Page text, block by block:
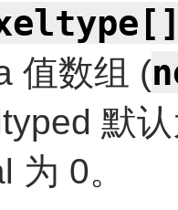
值数组 (
默
为 0。